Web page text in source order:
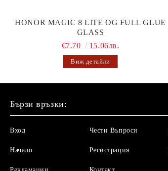
HONOR MAGIC 8 LITE OG FULL GLUE
GLASS
€7.70
15.06лв.
Виж детайли
Бързи връзки:
Вход
Начало
Чести Въпроси
Регистрация